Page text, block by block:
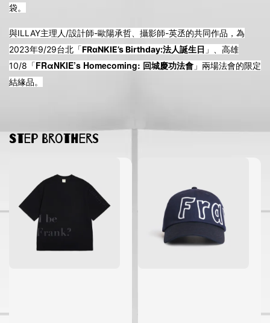
袋。
與ILLAY主理人/設計師-歐陽承哲、攝影師-英丞的共同作品，為
2023年9/29台北「FRαNKIE’s Birthday:法人誕生日 」、高雄
10/8「FRαNKIE’s Homecoming: 回城慶功法會 」兩場法會的限定
結緣品。
Step Brothers